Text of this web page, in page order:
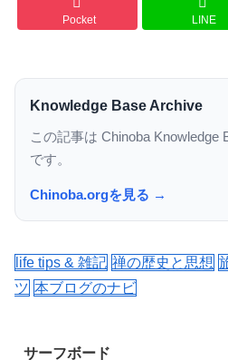
Pocket LINE
Knowledge Base Archive
この記事は Chinoba Knowledge
です。
Chinoba.orgを見る →
life tips & 雑記 禅の歴史と思想
ツ 本ブログのナビ
サーフボード